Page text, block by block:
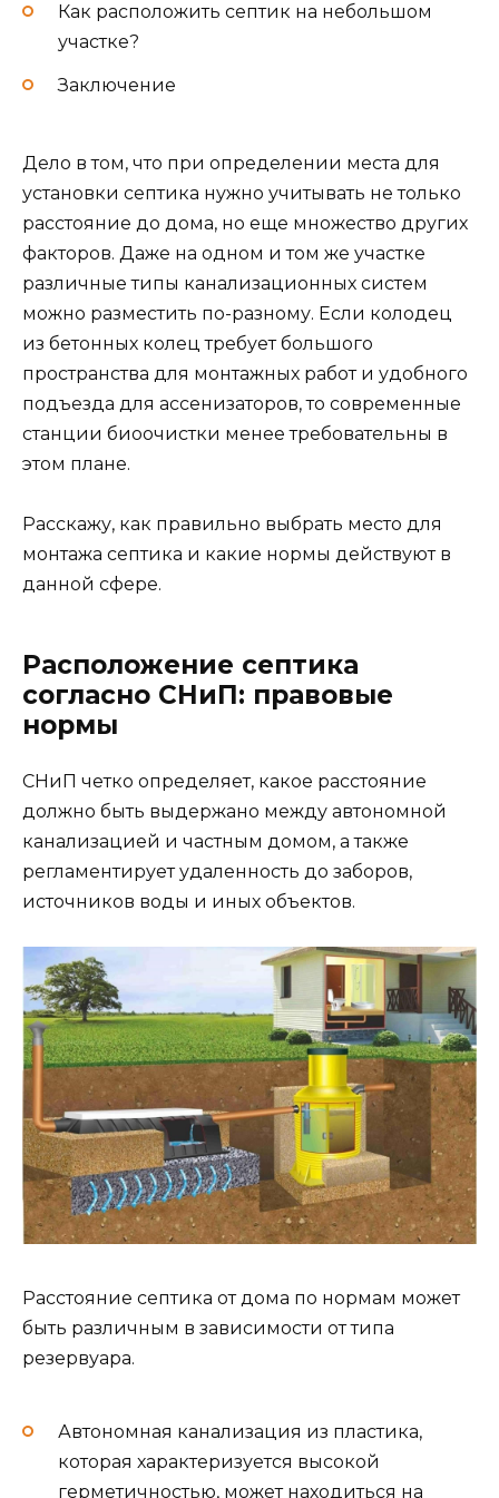
Как расположить септик на небольшом
участке?
Заключение
Дело в том, что при определении места для
установки септика нужно учитывать не только
расстояние до дома, но еще множество других
факторов. Даже на одном и том же участке
различные типы канализационных систем
можно разместить по-разному. Если колодец
из бетонных колец требует большого
пространства для монтажных работ и удобного
подъезда для ассенизаторов, то современные
станции биоочистки менее требовательны в
этом плане.
Расскажу, как правильно выбрать место для
монтажа септика и какие нормы действуют в
данной сфере.
Расположение септика
согласно СНиП: правовые
нормы
СНиП четко определяет, какое расстояние
должно быть выдержано между автономной
канализацией и частным домом, а также
регламентирует удаленность до заборов,
источников воды и иных объектов.
Расстояние септика от дома по нормам может
быть различным в зависимости от типа
резервуара.
Автономная канализация из пластика,
которая характеризуется высокой
герметичностью, может находиться на